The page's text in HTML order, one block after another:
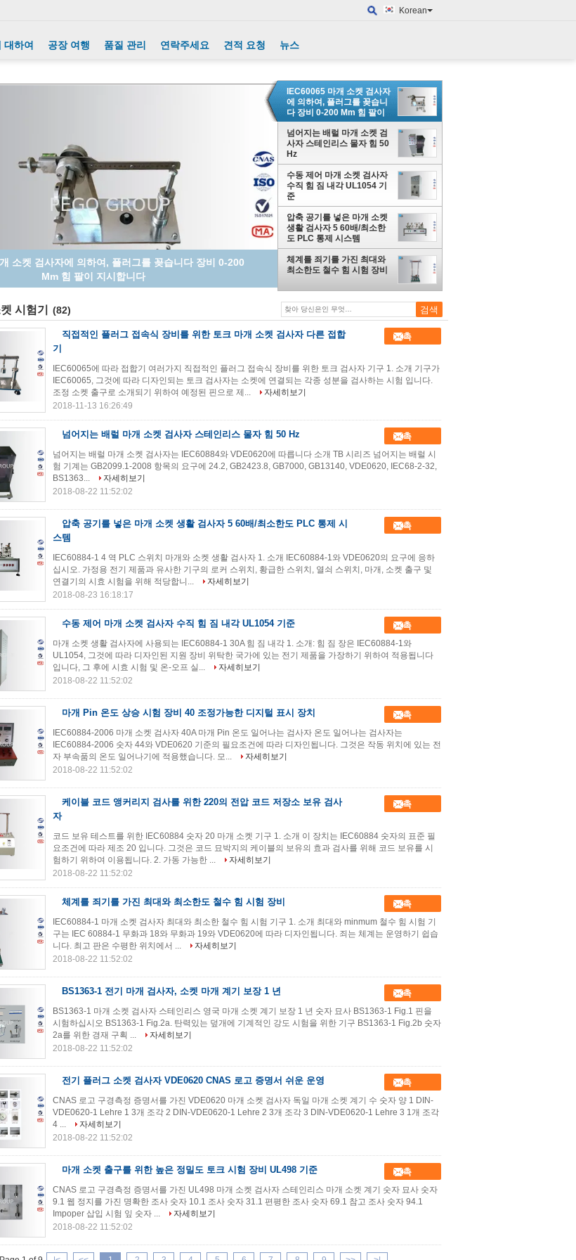
Korean
대하여 공장 여행 품질 관리 연락주세요 견적 요청 뉴스
배럴 마개 소켓 검사자 스테인리스 물자 힘 50 Hz
IEC60065 마개 소켓 검사자
에 의하여, 플러그를 꽂습니
다 장비 0-200 Mm 힘 팔이
지시합니다
넘어지는 배럴 마개 소켓 검
사자 스테인리스 물자 힘 50
Hz
수동 제어 마개 소켓 검사자
수직 힘 짐 내각 UL1054 기
준
압축 공기를 넣은 마개 소켓
생활 검사자 5 60배/최소한
도 PLC 통제 시스템
체계를 죄기를 가진 최대와
최소한도 철수 힘 시험 장비
시험기 (82)
직접적인 플러그 접속식 장비를 위한 토크 마개 소켓 검사자 다른 접합
기
접촉
IEC60065에 따라 접합기 여러가지 직접적인 플러그 접속식 장비를 위한 토크 검사자 기구 1. 소개 기구가
IEC60065, 그것에 따라 디자인되는 토크 검사자는 소켓에 연결되는 각종 성분을 검사하는 시험 입니다.
조정 소켓 출구로 소개되기 위하여 예정된 핀으로 제...
자세히보기
2018-11-13 16:26:49
넘어지는 배럴 마개 소켓 검사자 스테인리스 물자 힘 50 Hz 접촉
넘어지는 배럴 마개 소켓 검사자는 IEC60884와 VDE0620에 따릅니다 소개 TB 시리즈 넘어지는 배럴 시
험 기계는 GB2099.1-2008 항목의 요구에 24.2, GB2423.8, GB7000, GB13140, VDE0620, IEC68-2-32,
BS1363...
자세히보기
2018-08-22 11:52:02
압축 공기를 넣은 마개 소켓 생활 검사자 5 60배/최소한도 PLC 통제 시
스템
접촉
IEC60884-1 4 역 PLC 스위치 마개와 소켓 생활 검사자 1. 소개 IEC60884-1와 VDE0620의 요구에 응하
십시오. 가정용 전기 제품과 유사한 기구의 로커 스위치, 황급한 스위치, 열쇠 스위치, 마개, 소켓 출구 및
연결기의 시효 시험을 위해 적당합니...
자세히보기
2018-08-23 16:18:17
수동 제어 마개 소켓 검사자 수직 힘 짐 내각 UL1054 기준 접촉
마개 소켓 생활 검사자에 사용되는 IEC60884-1 30A 힘 짐 내각 1. 소개: 힘 짐 장은 IEC60884-1와
UL1054, 그것에 따라 디자인된 지원 장비 위탁한 국가에 있는 전기 제품을 가장하기 위하여 적용됩니다
입니다, 그 후에 시효 시험 및 온-오프 실...
자세히보기
2018-08-22 11:52:02
마개 Pin 온도 상승 시험 장비 40 조정가능한 디지털 표시 장치 접촉
IEC60884-2006 마개 소켓 검사자 40A 마개 Pin 온도 일어나는 검사자 온도 일어나는 검사자는
IEC60884-2006 숫자 44와 VDE0620 기준의 필요조건에 따라 디자인됩니다. 그것은 작동 위치에 있는 전
자 부속품의 온도 일어나기에 적용했습니다. 모...
자세히보기
2018-08-22 11:52:02
케이블 코드 앵커리지 검사를 위한 220의 전압 코드 저장소 보유 검사
자
접촉
코드 보유 테스트를 위한 IEC60884 숫자 20 마개 소켓 기구 1. 소개 이 장치는 IEC60884 숫자의 표준 필
요조건에 따라 제조 20 입니다. 그것은 코드 묘박지의 케이블의 보유의 효과 검사를 위해 코드 보유를 시
험하기 위하여 이용됩니다. 2. 가동 가능한 ...
자세히보기
2018-08-22 11:52:02
체계를 죄기를 가진 최대와 최소한도 철수 힘 시험 장비 접촉
IEC60884-1 마개 소켓 검사자 최대와 최소한 철수 힘 시험 기구 1. 소개 최대와 minmum 철수 힘 시험 기
구는 IEC 60884-1 무화과 18와 무화과 19와 VDE0620에 따라 디자인됩니다. 죄는 체계는 운영하기 쉽습
니다. 최고 판은 수평한 위치에서 ...
자세히보기
2018-08-22 11:52:02
BS1363-1 전기 마개 검사자, 소켓 마개 계기 보장 1 년 접촉
BS1363-1 마개 소켓 검사자 스테인리스 영국 마개 소켓 계기 보장 1 년 숫자 묘사 BS1363-1 Fig.1 핀을
시험하십시오 BS1363-1 Fig.2a. 탄력있는 덮개에 기계적인 강도 시험을 위한 기구 BS1363-1 Fig.2b 숫자
2a를 위한 경재 구획 ...
자세히보기
2018-08-22 11:52:02
전기 플러그 소켓 검사자 VDE0620 CNAS 로고 증명서 쉬운 운영 접촉
CNAS 로고 구경측정 증명서를 가진 VDE0620 마개 소켓 검사자 독일 마개 소켓 계기 수 숫자 양 1 DIN-
VDE0620-1 Lehre 1 3개 조각 2 DIN-VDE0620-1 Lehre 2 3개 조각 3 DIN-VDE0620-1 Lehre 3 1개 조각
4 ...
자세히보기
2018-08-22 11:52:02
마개 소켓 출구를 위한 높은 정밀도 토크 시험 장비 UL498 기준 접촉
CNAS 로고 구경측정 증명서를 가진 UL498 마개 소켓 검사자 스테인리스 마개 소켓 계기 숫자 묘사 숫자
9.1 웹 정지를 가진 명확한 조사 숫자 10.1 조사 숫자 31.1 편평한 조사 숫자 69.1 참고 조사 숫자 94.1
Impoper 삽입 시험 잎 숫자 ...
자세히보기
2018-08-22 11:52:02